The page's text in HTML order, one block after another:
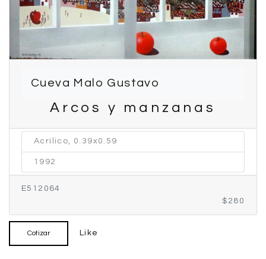
Cueva Malo Gustavo
Arcos y manzanas
Acrílico, 0.39x0.59
1992
E512064
$280
Cotizar Like